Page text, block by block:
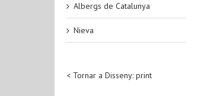
Albergs de Catalunya
Nieva
< Tornar a Disseny: print